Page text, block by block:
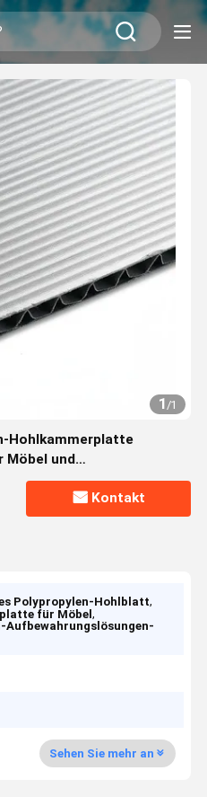
1/1
Hohlkammerplatte
und
Kontakt
Polypropylen-Hohlblatt,
für Möbel,
Aufbewahrungslösungen-
Sehen Sie mehr an